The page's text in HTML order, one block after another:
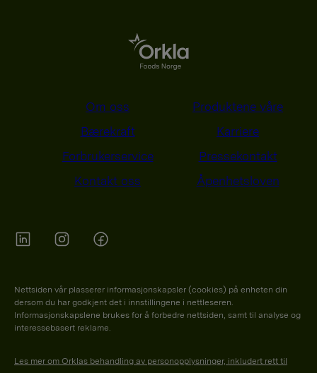
Om oss
Produktene våre
Bærekraft
Karriere
Forbrukerservice
Pressekontakt
Kontakt oss
Åpenhetsloven
Nettsiden vår plasserer informasjonskapsler (cookies) på enheten din
dersom du har godkjent det i innstillingene i nettleseren.
Informasjonskapslene brukes for å forbedre nettsiden, samt til analyse og
interessebasert reklame.
Les mer om Orklas behandling av personopplysninger, inkludert rett til